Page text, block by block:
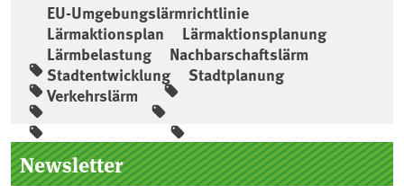
EU-Umgebungslärmrichtlinie
Lärmaktionsplan
Lärmaktionsplanung
Lärmbelastung
Nachbarschaftslärm
Stadtentwicklung
Stadtplanung
Verkehrslärm
Seitenleiste
Newsletter